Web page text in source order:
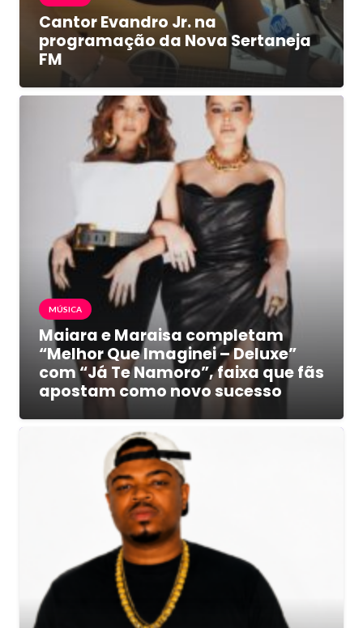
Cantor Evandro Jr. na
programação da Nova Sertaneja
FM
MÚSICA
Maiara e Maraisa completam
“Melhor Que Imaginei – Deluxe”
com “Já Te Namoro”, faixa que fãs
apostam como novo sucesso